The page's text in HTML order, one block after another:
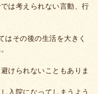
は考えられない言動、行
はその後の生活を大きく
けられないこともありま
入院になってしまうよう